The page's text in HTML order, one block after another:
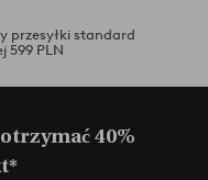
przesyłki standard
599 PLN
40%